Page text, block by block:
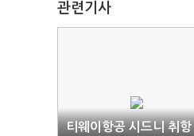
관련기사
티웨이항공 시드니 취항